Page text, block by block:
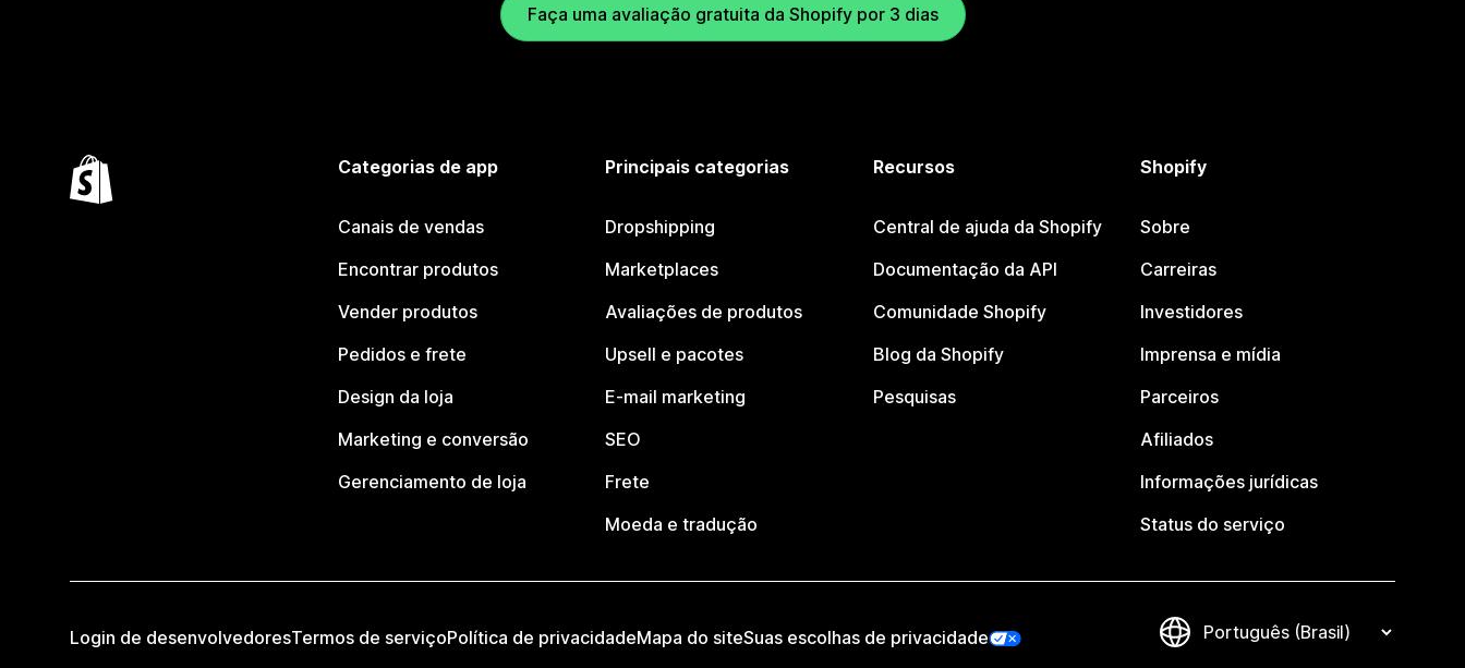
Faça uma avaliação gratuita da Shopify por 3 dias
Categorias de app
Canais de vendas
Encontrar produtos
Vender produtos
Pedidos e frete
Design da loja
Marketing e conversão
Gerenciamento de loja
Principais categorias
Dropshipping
Marketplaces
Avaliações de produtos
Upsell e pacotes
E-mail marketing
SEO
Frete
Moeda e tradução
Recursos
Central de ajuda da Shopify
Documentação da API
Comunidade Shopify
Blog da Shopify
Pesquisas
Shopify
Sobre
Carreiras
Investidores
Imprensa e mídia
Parceiros
Afiliados
Informações jurídicas
Status do serviço
Login de desenvolvedoresTermos de serviçoPolítica de privacidadeMapa do siteSuas escolhas de privacidade